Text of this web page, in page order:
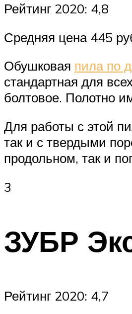
Рейтинг 2020: 4,8
Средняя цена 445
Обушковая пила по
стандартная для
болтовое. Полотно
Для работы с этой
так и с твердыми
продольном, так и
3
ЗУБР
Рейтинг 2020: 4,7